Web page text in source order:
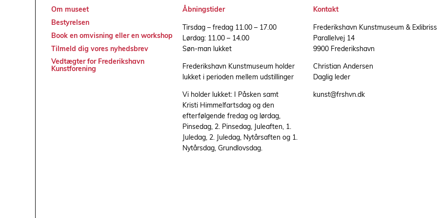
Om museet
Bestyrelsen
Book en omvisning eller en workshop
Tilmeld dig vores nyhedsbrev
Vedtægter for Frederikshavn
Kunstforening
Åbningstider
Tirsdag – fredag 11.00 – 17.00
Lørdag: 11.00 – 14.00
Søn-man lukket
Frederikshavn Kunstmuseum holder
lukket i perioden mellem udstillinger
Vi holder lukket: I Påsken samt
Kristi Himmelfartsdag og den
efterfølgende fredag og lørdag,
Pinsedag, 2. Pinsedag, Juleaften, 1.
Juledag, 2. Juledag, Nytårsaften og 1.
Nytårsdag, Grundlovsdag.
Kontakt
Frederikshavn Kunstmuseum &
Parallelvej 14
9900 Frederikshavn
Christian Andersen
Daglig leder
kunst@frshvn.dk